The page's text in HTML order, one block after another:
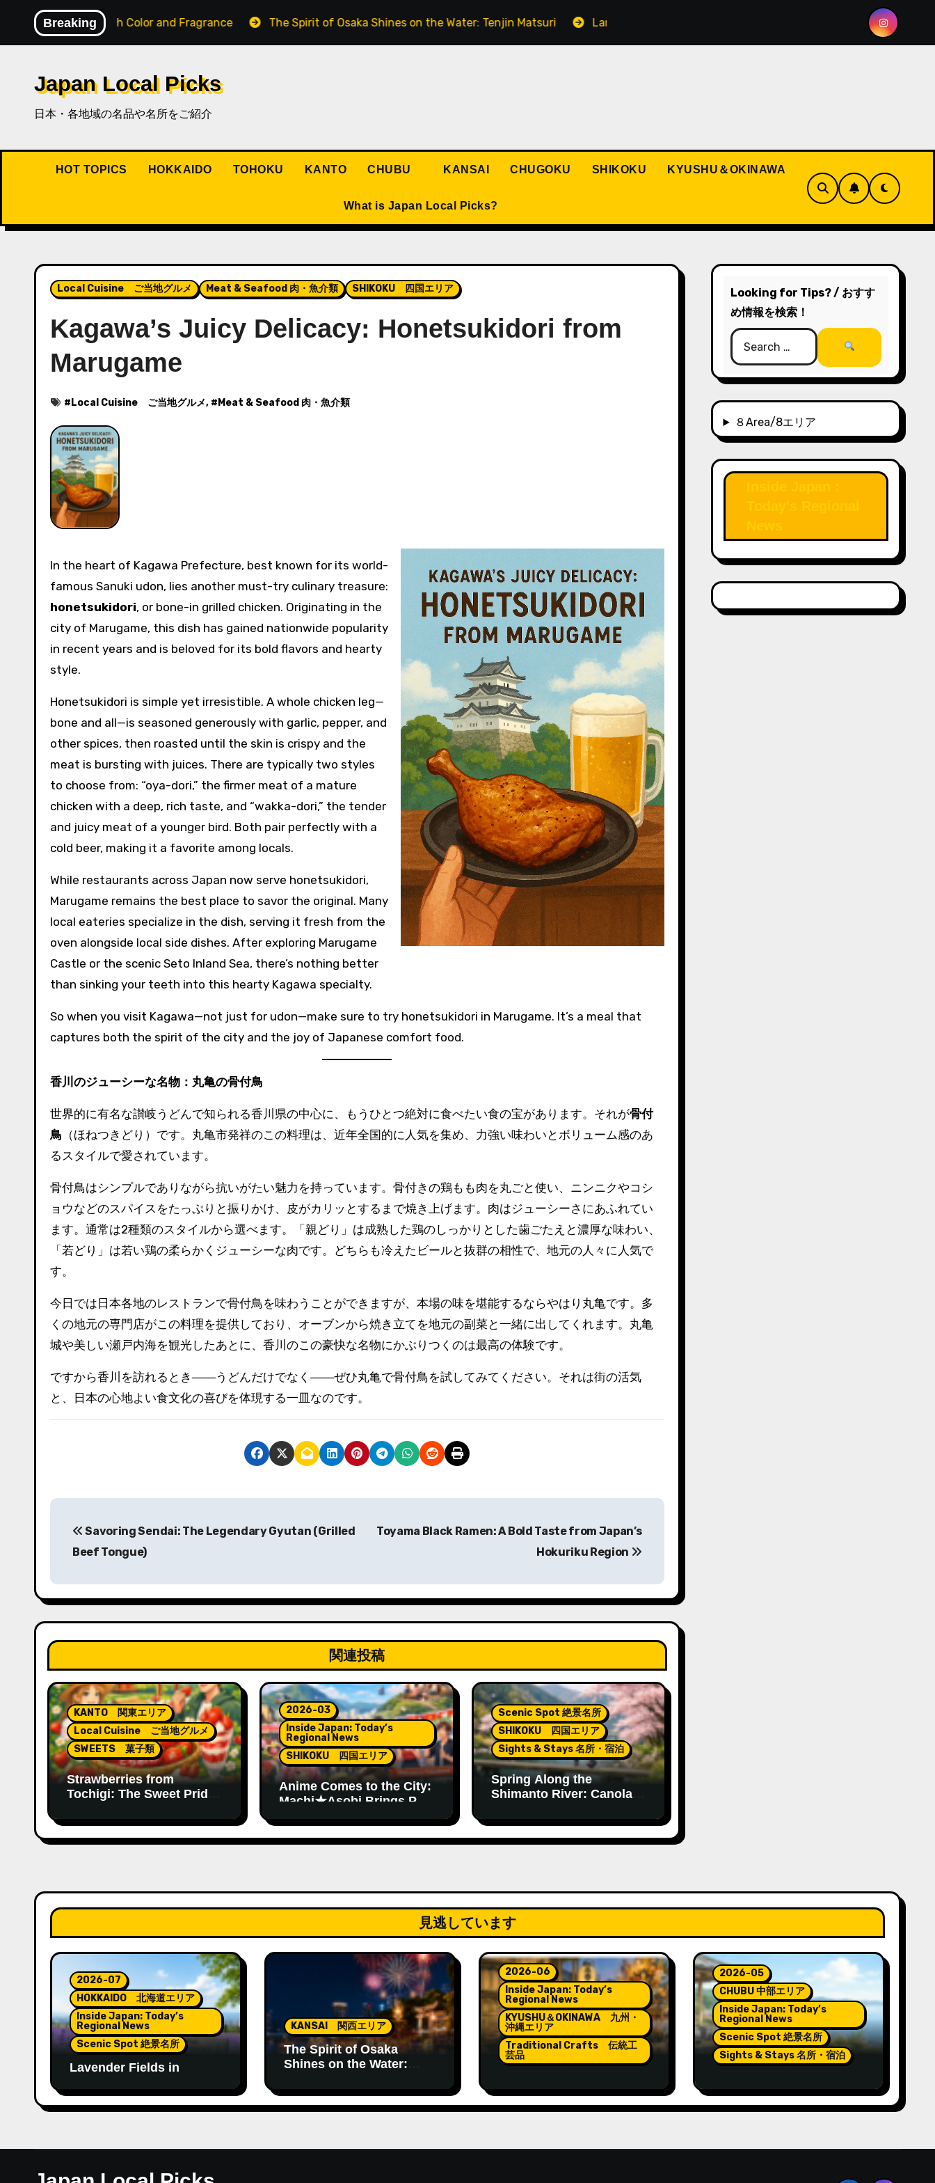
を
Breaking
Filled with Color and Fragrance The Spirit of Osaka Shines on the Water: Tenjin Matsuri Lanterns Lighting the Spirit of Hakata Gion Yamakasa Pokémon
Japan Local Picks
日本・各地域の名品や名所をご紹介
HOT TOPICS HOKKAIDO TOHOKU KANTO CHUBU KANSAI CHUGOKU SHIKOKU KYUSHU＆OKINAWA
What is Japan Local Picks?
Local Cuisine ご当地グルメ Meat & Seafood 肉・魚介類 SHIKOKU 四国エリア
Kagawa’s Juicy Delicacy: Honetsukidori from
Marugame
# Local Cuisine ご当地グルメ, # Meat & Seafood 肉・魚介類
In the heart of Kagawa Prefecture, best known for its world-
famous Sanuki udon, lies another must-try culinary treasure:
honetsukidori, or bone-in grilled chicken. Originating in the
city of Marugame, this dish has gained nationwide popularity
in recent years and is beloved for its bold flavors and hearty
style.
Honetsukidori is simple yet irresistible. A whole chicken leg—
bone and all—is seasoned generously with garlic, pepper, and
other spices, then roasted until the skin is crispy and the
meat is bursting with juices. There are typically two styles
to choose from: “oya-dori,” the firmer meat of a mature
chicken with a deep, rich taste, and “wakka-dori,” the tender
and juicy meat of a younger bird. Both pair perfectly with a
cold beer, making it a favorite among locals.
While restaurants across Japan now serve honetsukidori,
Marugame remains the best place to savor the original. Many
local eateries specialize in the dish, serving it fresh from the
oven alongside local side dishes. After exploring Marugame
Castle or the scenic Seto Inland Sea, there’s nothing better
than sinking your teeth into this hearty Kagawa specialty.
So when you visit Kagawa—not just for udon—make sure to try honetsukidori in Marugame. It’s a meal that
captures both the spirit of the city and the joy of Japanese comfort food.
香川のジューシーな名物：丸亀の骨付鳥
世界的に有名な讃岐うどんで知られる香川県の中心に、もうひとつ絶対に食べたい食の宝があります。それが骨付
鳥 （ほねつきどり）です。丸亀市発祥のこの料理は、近年全国的に人気を集め、力強い味わいとボリューム感のあ
るスタイルで愛されています。
骨付鳥はシンプルでありながら抗いがたい魅力を持っています。骨付きの鶏もも肉を丸ごと使い、ニンニクやコシ
ョウなどのスパイスをたっぷりと振りかけ、皮がカリッとするまで焼き上げます。肉はジューシーさにあふれてい
ます。通常は2種類のスタイルから選べます。「親どり」は成熟した鶏のしっかりとした歯ごたえと濃厚な味わい、
「若どり」は若い鶏の柔らかくジューシーな肉です。どちらも冷えたビールと抜群の相性で、地元の人々に人気で
す。
今日では日本各地のレストランで骨付鳥を味わうことができますが、本場の味を堪能するならやはり丸亀です。多
くの地元の専門店がこの料理を提供しており、オーブンから焼き立てを地元の副菜と一緒に出してくれます。丸亀
城や美しい瀬戸内海を観光したあとに、香川のこの豪快な名物にかぶりつくのは最高の体験です。
ですから香川を訪れるとき――うどんだけでなく――ぜひ丸亀で骨付鳥を試してみてください。それは街の活気
と、日本の心地よい食文化の喜びを体現する一皿なのです。
ビ
ゲ
ー
シ
ョ
ン
Savoring Sendai: The Legendary Gyutan (Grilled
Beef Tongue)
Toyama Black Ramen: A Bold Taste from Japan’s
Hokuriku Region
関連投稿
KANTO 関東エリア
Local Cuisine ご当地グルメ
SWEETS 菓子類
Strawberries from
Tochigi: The Sweet Pride
Kingdom”
2026-03
Inside Japan: Today’s
Regional News
SHIKOKU 四国エリア
Anime Comes to the City:
Machi★Asobi Brings Pop
Scenic Spot 絶景名所
SHIKOKU 四国エリア
Sights & Stays 名所・宿泊
Spring Along the
Shimanto River: Canola
Blossoms in Rural Kochi
Looking for Tips? / おすす
め情報を検索！
８Area/8エリア
見逃しています
2026-07
HOKKAIDO 北海道エリア
Inside Japan: Today’s
Regional News
Scenic Spot 絶景名所
Lavender Fields in
Landscape Filled with
Color and Fragrance
KANSAI 関西エリア
The Spirit of Osaka
Shines on the Water:
2026-06
Inside Japan: Today’s
Regional News
KYUSHU＆OKINAWA 九州・
沖縄エリア
Traditional Crafts 伝統工
芸品
Spirit of Hakata Gion
Yamakasa
2026-05
CHUBU 中部エリア
Inside Japan: Today’s
Regional News
Scenic Spot 絶景名所
Sights & Stays 名所・宿泊
at Wakura Onsen’s New
Footbath